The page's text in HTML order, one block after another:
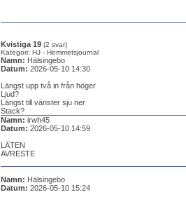
Kvistiga 19 (2 svar)
Kategori: HJ - Hemmetsjournal
Namn: Hälsingebo
Datum: 2026-05-10 14:30
Längst upp två in från höger
Ljud?
Längst till vänster sju ner
Stack?
Namn: irwh45
Datum: 2026-05-10 14:59
LÄTEN
AVRESTE
Namn: Hälsingebo
Datum: 2026-05-10 15:24